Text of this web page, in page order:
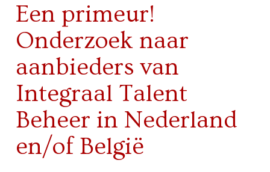
Een primeur!
Onderzoek naar
aanbieders van
Integraal Talent
Beheer in Nederland
en/of België